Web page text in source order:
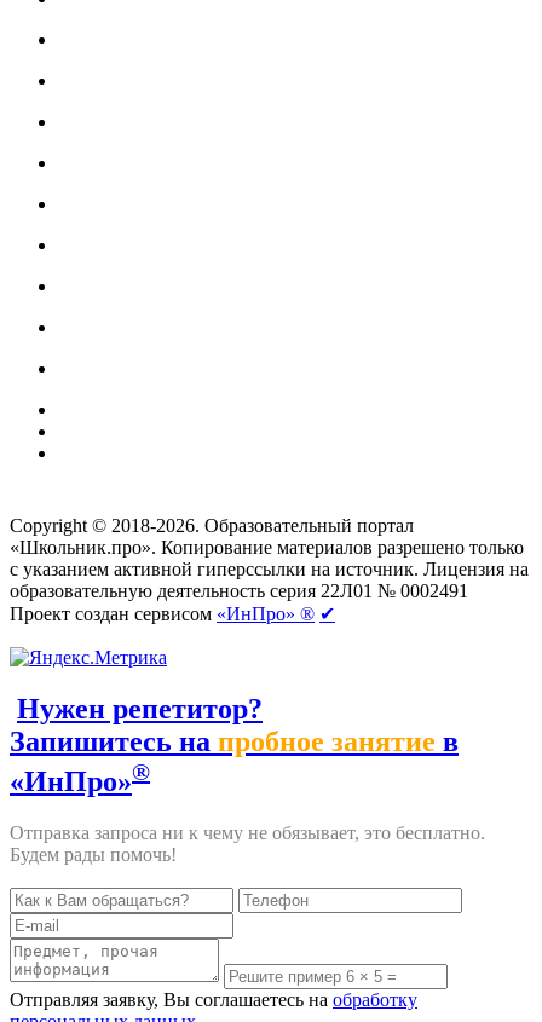
Copyright © 2018-2026. Образовательный портал
«Школьник.про». Копирование материалов разрешено только
с указанием активной гиперссылки на источник. Лицензия на
образовательную деятельность серия 22Л01 № 0002491
Проект создан сервисом «ИнПро» ® ✔
Нужен репетитор?
Запишитесь на пробное занятие в
«ИнПро»®
Отправка запроса ни к чему не обязывает, это бесплатно.
Будем рады помочь!
Отправляя заявку, Вы соглашаетесь на обработку